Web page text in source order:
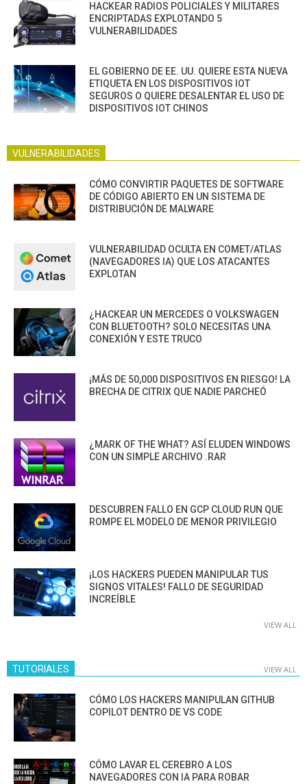
HACKEAR RADIOS POLICIALES Y MILITARES
ENCRIPTADAS EXPLOTANDO 5
VULNERABILIDADES
EL GOBIERNO DE EE. UU. QUIERE ESTA NUEVA
ETIQUETA EN LOS DISPOSITIVOS IOT
SEGUROS O QUIERE DESALENTAR EL USO DE
DISPOSITIVOS IOT CHINOS
VULNERABILIDADES
CÓMO CONVIRTIR PAQUETES DE SOFTWARE
DE CÓDIGO ABIERTO EN UN SISTEMA DE
DISTRIBUCIÓN DE MALWARE
VULNERABILIDAD OCULTA EN COMET/ATLAS
(NAVEGADORES IA) QUE LOS ATACANTES
EXPLOTAN
¿HACKEAR UN MERCEDES O VOLKSWAGEN
CON BLUETOOTH? SOLO NECESITAS UNA
CONEXIÓN Y ESTE TRUCO
¡MÁS DE 50,000 DISPOSITIVOS EN RIESGO! LA
BRECHA DE CITRIX QUE NADIE PARCHEÓ
¿MARK OF THE WHAT? ASÍ ELUDEN WINDOWS
CON UN SIMPLE ARCHIVO .RAR
DESCUBREN FALLO EN GCP CLOUD RUN QUE
ROMPE EL MODELO DE MENOR PRIVILEGIO
¡LOS HACKERS PUEDEN MANIPULAR TUS
SIGNOS VITALES! FALLO DE SEGURIDAD
INCREÍBLE
VIEW ALL
TUTORIALES VIEW ALL
CÓMO LOS HACKERS MANIPULAN GITHUB
COPILOT DENTRO DE VS CODE
CÓMO LAVAR EL CEREBRO A LOS
NAVEGADORES CON IA PARA ROBAR